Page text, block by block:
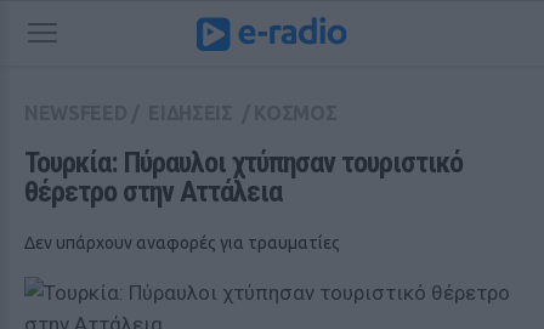
Τουρκία: Πύραυλοι χτύπησαν τουριστικό
θέρετρο στην Αττάλεια
Δεν υπάρχουν αναφορές για τραυματίες